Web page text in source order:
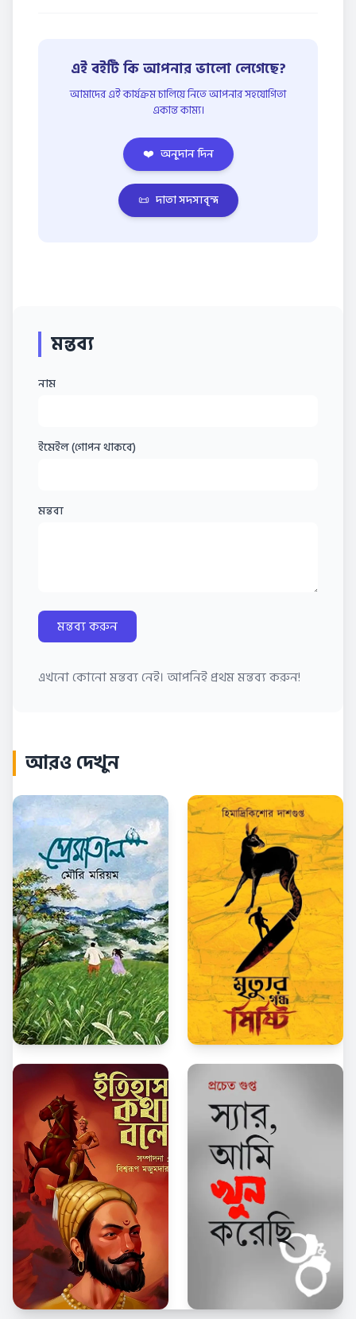
এই বইটি কি আপনার ভালো লেগেছে?
আমাদের এই কার্যক্রম চালিয়ে নিতে আপনার সহযোগিতা
একান্ত কাম্য।
❤️ অনুদান দিন
📜 দাতা সদস্যবৃন্দ
মন্তব্য
নাম
ইমেইল (গোপন থাকবে)
মন্তব্য
মন্তব্য করুন
এখনো কোনো মন্তব্য নেই। আপনিই প্রথম মন্তব্য করুন!
আরও দেখুন